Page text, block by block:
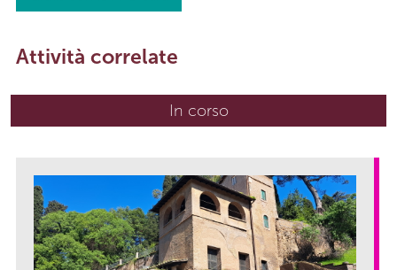
Attività correlate
In corso(scheda attiva)